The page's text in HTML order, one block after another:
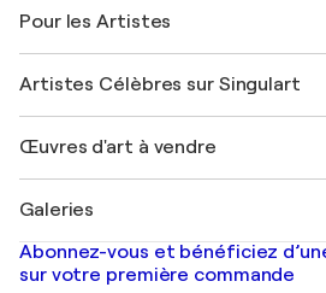
Offrir une carte cadeau
Rejoignez notre programme
Mon compte
+33 1 76 44 06 42
FAQ
Magazine Singulart
Emplois
Découvrez une sélection d'art
Pour les Artistes
Se connecter en tant qu'Artiste
Artistes Célèbres sur Singulart
Marc Chagall
Banksy
Mr. Brainwash
Shepard Fairey
Œuvres d'art à vendre
Tableaux abstraits à vendre
Peintures de paysage
Estampes
Galeries
Galeries d'art en France
Galeries d'art en Belgique
Abonnez-vous et bénéficiez
sur votre première commande